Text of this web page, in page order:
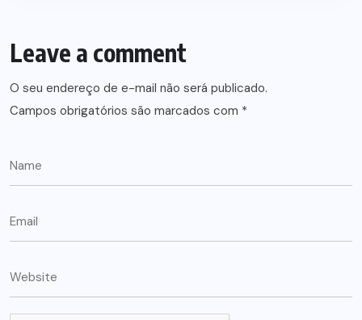
Leave a comment
O seu endereço de e-mail não será publicado.
Campos obrigatórios são marcados com *